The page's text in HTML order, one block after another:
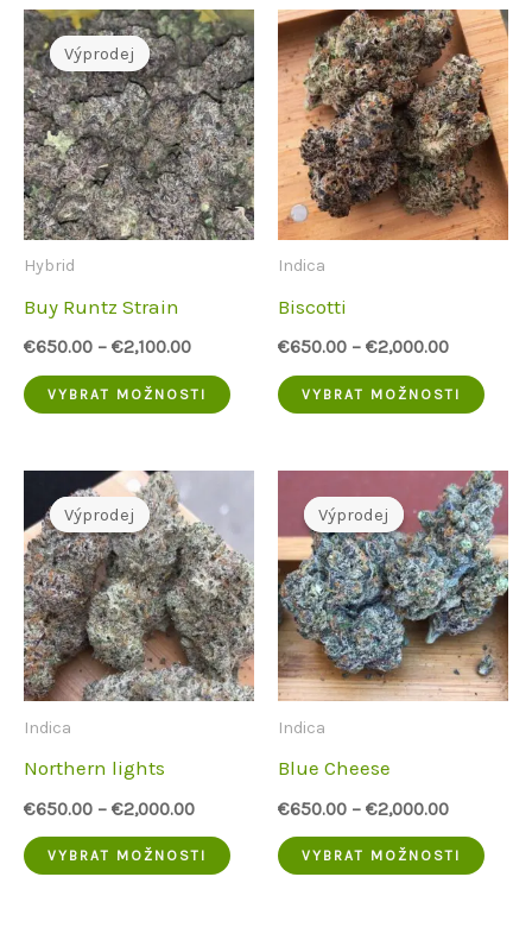
Výprodej
Výprodej
Hybrid
Buy Runtz Strain
€650.00 – €2,100.00
VYBRAT MOŽNOSTI
Tento
má
variant.
Možnosti
lze
vybrat
Indica
Biscotti
€650.00 – €2,000.00
VYBRAT MOŽNOSTI
má
více
lze
Výprodej
Výprodej
Indica
Northern lights
€650.00 – €2,000.00
VYBRAT MOŽNOSTI
Tento
Výprodej
Výprodej
Indica
Blue Cheese
€650.00 – €2,000.00
VYBRAT MOŽNOSTI